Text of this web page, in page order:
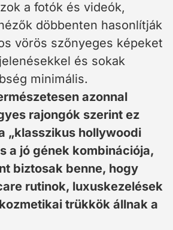
a fotók és videók,
döbbenten hasonlítják
vörös szőnyeges képeket
és sokak
minimális.
azonnal
rajongók szerint ez
„klasszikus hollywoodi
a jó gének kombinációja,
biztosak benne, hogy
rutinok, luxuskezelések
trükkök állnak a